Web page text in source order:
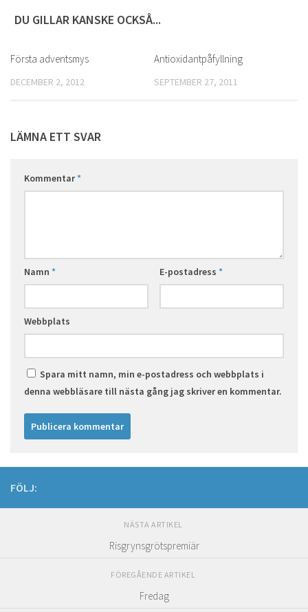
DU GILLAR KANSKE OCKSÅ...
Första adventsmys
DECEMBER 2, 2012
Antioxidantpåfyllning
SEPTEMBER 27, 2011
LÄMNA ETT SVAR
Kommentar*
Namn * E-postadress *
Webbplats
Spara mitt namn, min e-postadress och webbplats i
denna webbläsare till nästa gång jag skriver en kommentar.
FÖLJ:
NÄSTA ARTIKEL
Risgrynsgrötspremiär
FÖREGÅENDE ARTIKEL
Fredag